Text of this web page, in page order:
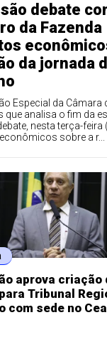
debate
da Fazenda
da jornada
Especial da Câmara
que analisa o fim da
nesta terça-feira
sobre a r...
aprova criação
Tribunal
com sede no